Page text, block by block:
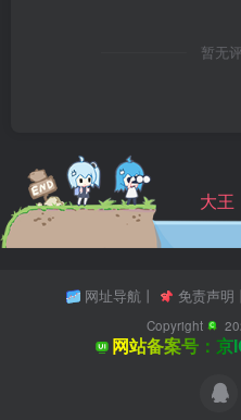
暂无
大王
网址导航 丨 免责声明 丨
Copyright
网站备案号：